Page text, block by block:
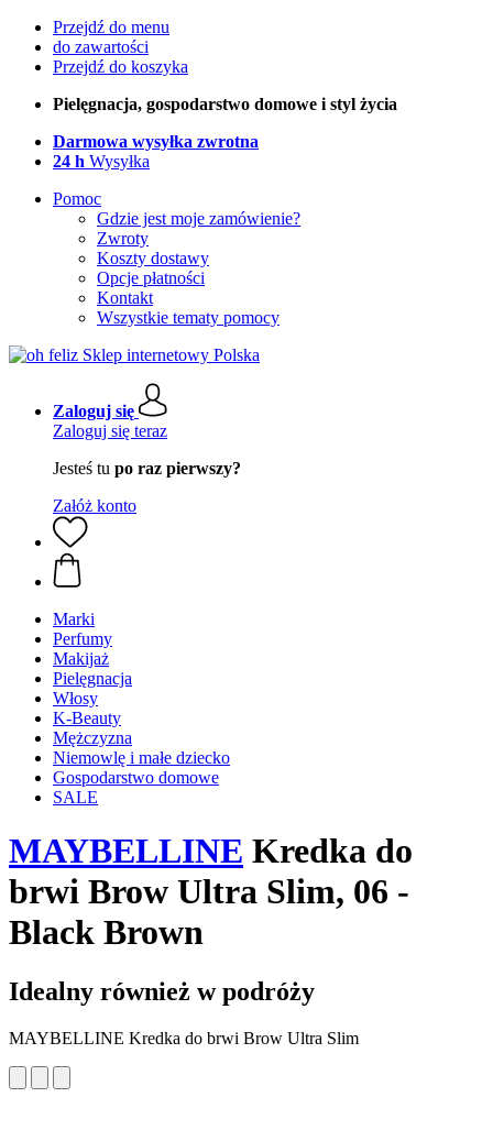
Przejdź do menu
do zawartości
Przejdź do koszyka
Pielęgnacja, gospodarstwo domowe i styl życia
Darmowa wysyłka zwrotna
24 h Wysyłka
Pomoc
Gdzie jest moje zamówienie?
Zwroty
Koszty dostawy
Opcje płatności
Kontakt
Wszystkie tematy pomocy
Zaloguj się
Zaloguj się teraz
Jesteś tu po raz pierwszy?
Załóż konto
Marki
Perfumy
Makijaż
Pielęgnacja
Włosy
K-Beauty
Mężczyzna
Niemowlę i małe dziecko
Gospodarstwo domowe
SALE
MAYBELLINE Kredka do
brwi Brow Ultra Slim, 06 -
Black Brown
Idealny również w podróży
MAYBELLINE Kredka do brwi Brow Ultra Slim